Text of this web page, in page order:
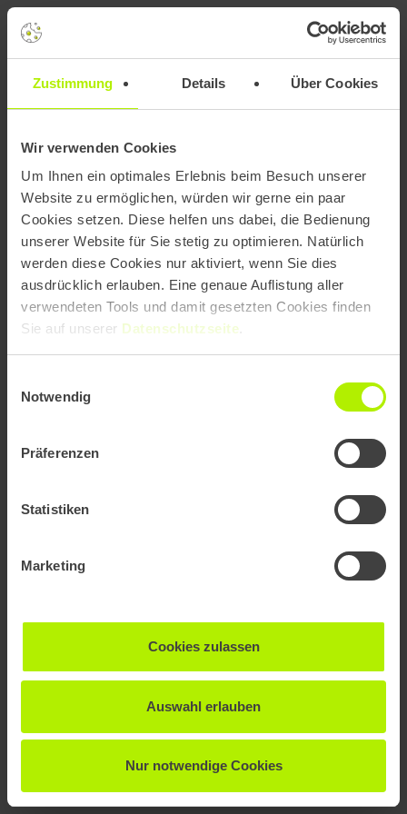
Zustimmung Details Über Cookies
Wir verwenden Cookies
Um Ihnen ein optimales Erlebnis beim Besuch unserer
Website zu ermöglichen, würden wir gerne ein paar
Cookies setzen. Diese helfen uns dabei, die Bedienung
unserer Website für Sie stetig zu optimieren. Natürlich
werden diese Cookies nur aktiviert, wenn Sie dies
ausdrücklich erlauben. Eine genaue Auflistung aller
verwendeten Tools und damit gesetzten Cookies finden
Sie auf unserer Datenschutzseite
Notwendig
Präferenzen
Statistiken
Marketing
Cookies zulassen
Auswahl erlauben
Nur notwendige Cookies
PX - Leitfaden
Designsystem
Lorem ipsum dolor sit amet, consetetur sadipscing elitr,
sed diam nonumy eirmod tempor invidunt ut labore et
dolore magna aliquyam erat, sed diam voluptua.
Lorem